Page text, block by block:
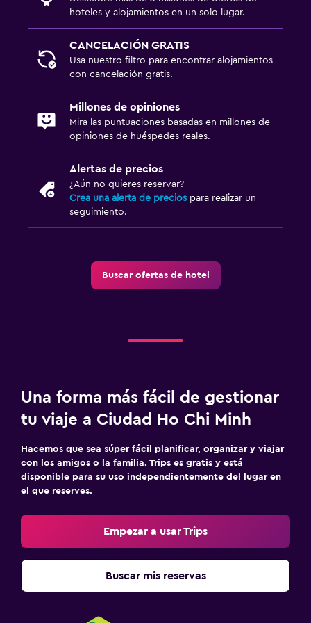
Buffet infantil
Gimnasio
hoteles y alojamientos en un solo lugar.
CANCELACIÓN GRATIS
Usa nuestro filtro para encontrar alojamientos
con cancelación gratis.
Millones de opiniones
Mira las puntuaciones basadas en millones de
opiniones de huéspedes reales.
Alertas de precios
¿Aún no quieres reservar?
Crea una alerta de precios para realizar un
seguimiento.
Buscar ofertas de hotel
Una forma más fácil de gestionar
tu viaje a Ciudad Ho Chi Minh
Hacemos que sea súper fácil planificar, organizar y viajar
con los amigos o la familia. Trips es gratis y está
disponible para su uso independientemente del lugar en
el que reserves.
Empezar a usar Trips
Buscar mis reservas